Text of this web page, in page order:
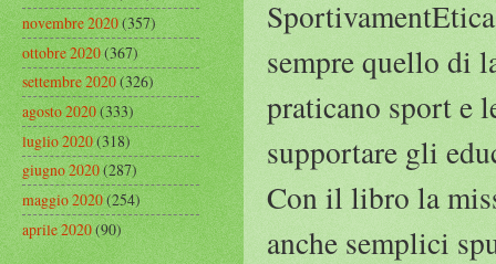
sempre quello di
praticano sport e
supportare gli
Con il libro la
anche semplici
novembre 2020(357)
ottobre 2020(367)
settembre 2020(326)
agosto 2020(333)
luglio 2020(318)
giugno 2020(287)
maggio 2020(254)
aprile 2020(90)